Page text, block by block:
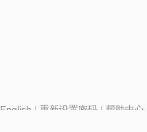
English | 重新设置密码| 帮助中心